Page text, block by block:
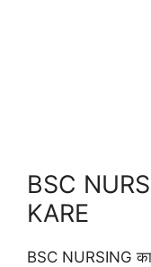
BSC
KARE
BSC NURSING